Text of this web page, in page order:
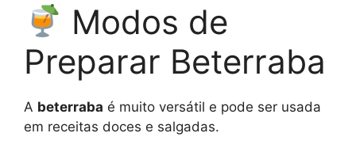
Modos de
Preparar Beterraba
A beterraba é muito versátil e pode ser usada
em receitas doces e salgadas.